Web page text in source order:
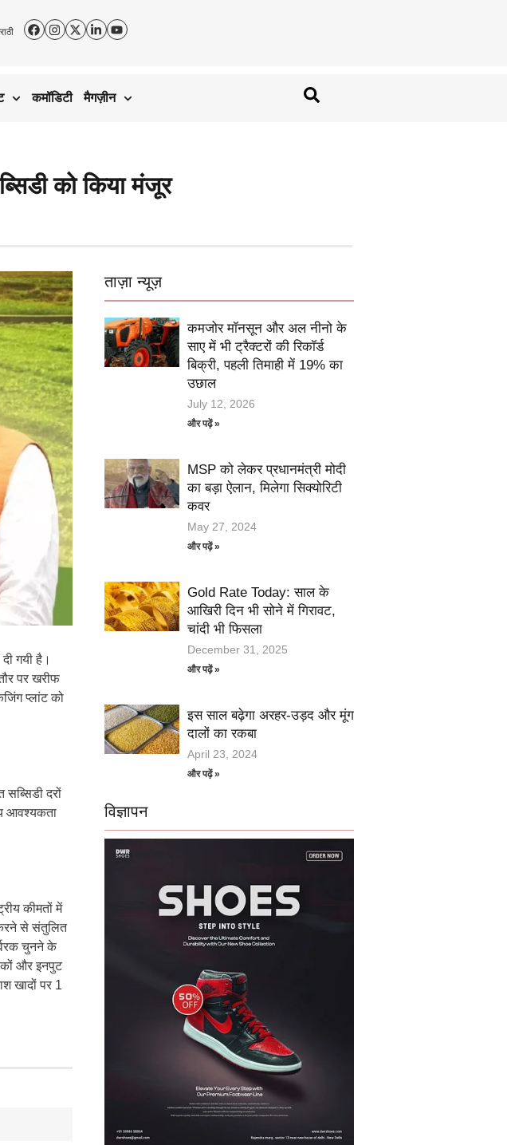
कमॉडिटी मैगज़ीन
को किया मंजूर
गयी है।
पर खरीफ
प्लांट को
दरों
आवश्यकता
कीमतों में
करने से संतुलित
चुनने के
और इनपुट
खादों पर 1
ताज़ा न्यूज़
कमजोर मॉनसून और अल नीनो के
साए में भी ट्रैक्टरों की रिकॉर्ड
बिक्री, पहली तिमाही में 19% का
उछाल
July 12, 2026
और पढ़ें »
MSP को लेकर प्रधानमंत्री मोदी
का बड़ा ऐलान, मिलेगा सिक्योरिटी
कवर
May 27, 2024
और पढ़ें »
Gold Rate Today: साल के
आखिरी दिन भी सोने में गिरावट,
चांदी भी फिसला
December 31, 2025
और पढ़ें »
इस साल बढ़ेगा अरहर-उड़द और मूंग
दालों का रकबा
April 23, 2024
और पढ़ें »
विज्ञापन